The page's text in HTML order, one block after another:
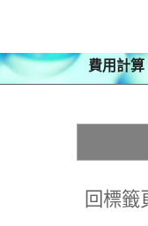
費用計算
回標籤